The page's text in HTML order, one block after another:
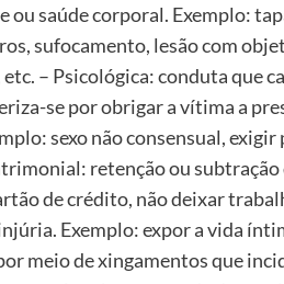
ou saúde corporal. Exemplo:
sufocamento, lesão com
– Psicológica: conduta que
se por obrigar a vítima a
sexo não consensual,
retenção ou subtração
de crédito, não deixar
Exemplo: expor a vida
meio de xingamentos que